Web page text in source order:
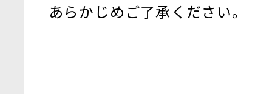
あらかじめご了承ください。